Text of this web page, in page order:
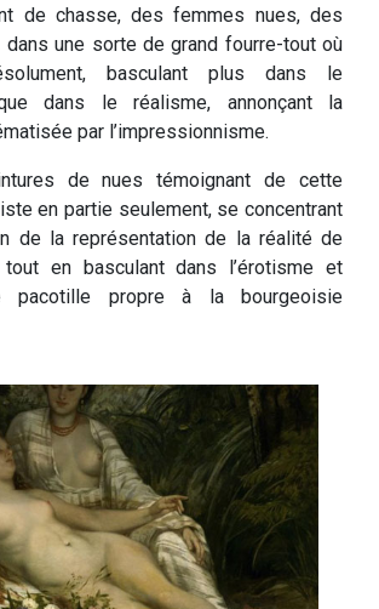
de chasse, des femmes nues, des
dans une sorte de grand fourre-tout où
basculant plus dans le
dans le réalisme, annonçant la
par l’impressionnisme.
de nues témoignant de cette
en partie seulement, se concentrant
de la représentation de la réalité de
tout en basculant dans l’érotisme et
pacotille propre à la bourgeoisie